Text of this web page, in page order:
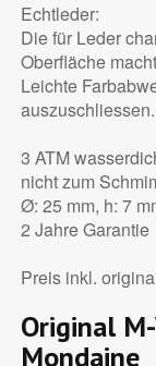
Echtleder:
Die für Leder
Oberfläche
Leichte
auszuschliessen.
3 ATM
nicht zum
Ø: 25 mm, h: 7
2 Jahre Garantie
Preis inkl.
Original
Mondaine